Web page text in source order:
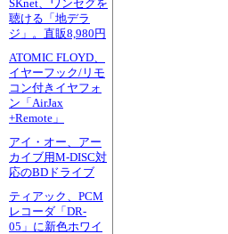
SKnet、ワンセグを
聴ける「地デラ
ジ」。直販8,980円
ATOMIC FLOYD、
イヤーフック/リモ
コン付きイヤフォ
ン「AirJax
+Remote」
アイ・オー、アー
カイブ用M-DISC対
応のBDドライブ
ティアック、PCM
レコーダ「DR-
05」に新色ホワイ